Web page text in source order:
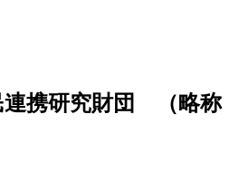
携研究財団 （略称